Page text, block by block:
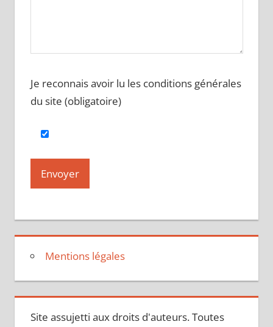
Je reconnais avoir lu les conditions générales
du site (obligatoire)
Mentions légales
Site assujetti aux droits d'auteurs. Toutes